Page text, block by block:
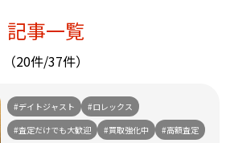
記事一覧
（20件/37件）
#デイトジャスト
#ロレックス
#査定だけでも大歓迎
#買取強化中 #高額査定